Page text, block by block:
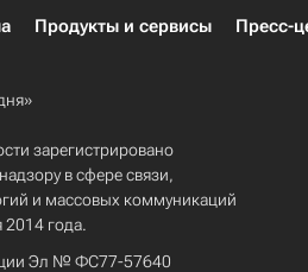
Продукты и сервисы Пресс-
зарегистрировано
в сфере связи,
и массовых коммуникаций
года.
Эл № ФС77-57640